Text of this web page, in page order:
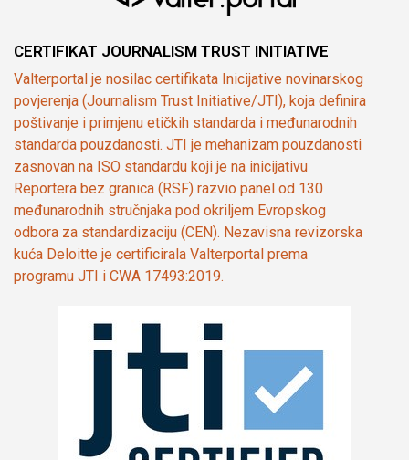
CERTIFIKAT JOURNALISM TRUST INITIATIVE
Valterportal je nosilac certifikata Inicijative novinarskog
povjerenja (Journalism Trust Initiative/JTI), koja definira
poštivanje i primjenu etičkih standarda i međunarodnih
standarda pouzdanosti. JTI je mehanizam pouzdanosti
zasnovan na ISO standardu koji je na inicijativu
Reportera bez granica (RSF) razvio panel od 130
međunarodnih stručnjaka pod okriljem Evropskog
odbora za standardizaciju (CEN). Nezavisna revizorska
kuća Deloitte je certificirala Valterportal prema
programu JTI i CWA 17493:2019.